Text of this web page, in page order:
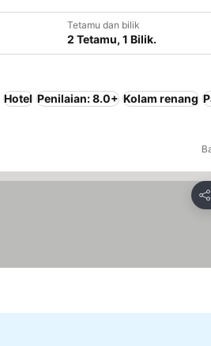
Tetamu dan bilik
2 Tetamu, 1 Bilik.
Hotel Penilaian: 8.0+ Kolam renang